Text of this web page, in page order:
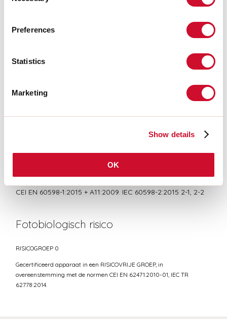
Preferences
Statistics
Marketing
Show details
OK
Conformiteit
CEI EN 60598-1:2015 + A11:2009. IEC 60598-2:2015 2-1, 2-2
Fotobiologisch risico
RISICOGROEP 0
Gecertificeerd apparaat in een RISICOVRIJE GROEP, in
overeenstemming met de normen CEI EN 62471:2010-01, IEC TR
62778:2014.